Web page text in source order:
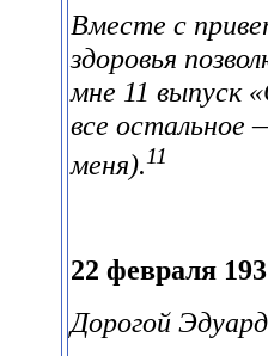
Вместе с
здоровья
мне 11 выпуск
все остальное
меня).11
22 февраля
Дорогой